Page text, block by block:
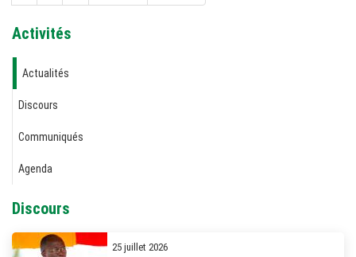
Activités
Actualités
Discours
Communiqués
Agenda
Discours
25 juillet 2026